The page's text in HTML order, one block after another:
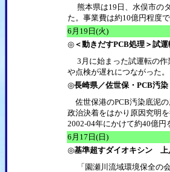
熊本県は19日、水俣市の
た。事業費は約10億円程度
6月19日(火)
◎＜動きだすPCB処理＞試
3月に始まった試運転の作
や点検が遅れにつながった。
◎長崎県／佐世保・PCB汚
佐世保港のPCB汚染底泥
政治決着をはかり原因究明
2002-04年にかけて約40億円
6月17日(日)
◎基準超すダイオキシン
「園瀬川流域環境保全の